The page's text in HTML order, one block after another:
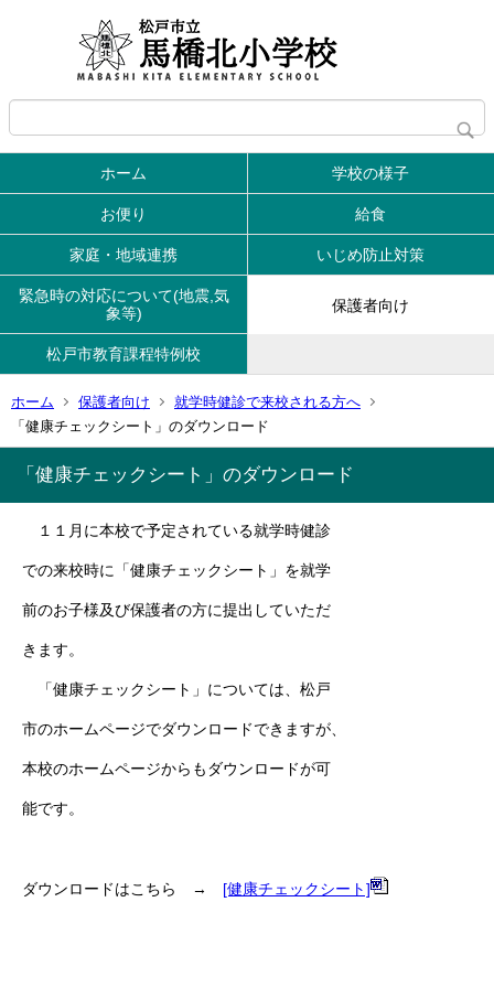
ホーム 学校の様子
お便り 給食
家庭・地域連携 いじめ防止対策
緊急時の対応について(地震,気
象等)
保護者向け
松戸市教育課程特例校
ホーム 保護者向け
就学時健診で来校される方へ
「健康チェックシート」のダウンロード
「健康チェックシート」のダウンロード
１１月に本校で予定されている就学時健診
での来校時に「健康チェックシート」を就学
前のお子様及び保護者の方に提出していただ
きます。
「健康チェックシート」については、松戸
市のホームページでダウンロードできますが、
本校のホームページからもダウンロードが可
能です。
ダウンロードはこちら → [健康チェックシート]